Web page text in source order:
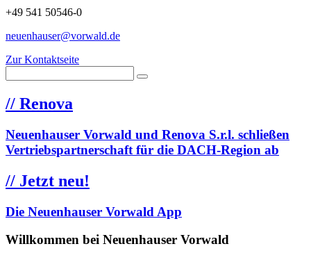
+49 541 50546-0
neuenhauser@vorwald.de
Zur Kontaktseite
// Renova
Neuenhauser Vorwald und Renova S.r.l. schließen
Vertriebspartnerschaft für die DACH-Region ab
// Jetzt neu!
Die Neuenhauser Vorwald App
Willkommen bei Neuenhauser Vorwald